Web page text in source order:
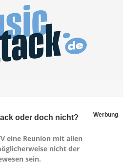
oder doch nicht? Werbung
eine Reunion mit allen
nicht der
sein.